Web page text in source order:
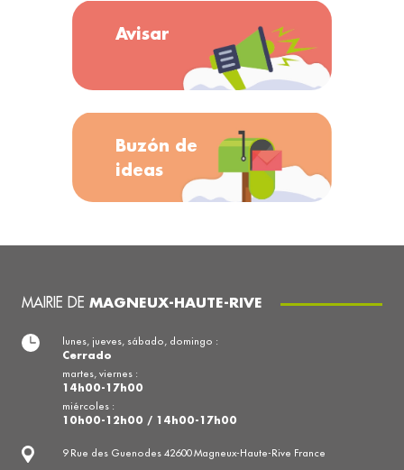
Avisar
Buzón de
ideas
MAIRIE DE MAGNEUX-HAUTE-RIVE
9 Rue des Guenodes 42600 Magneux-Haute-Rive France
lunes, jueves, sábado, domingo :
Cerrado
martes, viernes :
14h00-17h00
miércoles :
10h00-12h00 / 14h00-17h00